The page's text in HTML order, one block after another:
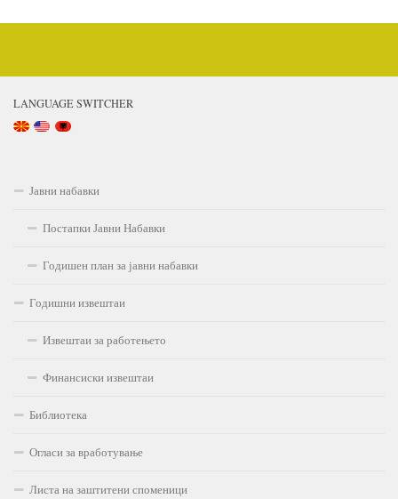
LANGUAGE SWITCHER
Јавни набавки
Постапки Јавни Набавки
Годишен план за јавни набавки
Годишни извештаи
Извештаи за работењето
Финансиски извештаи
Библиотека
Огласи за вработување
Листа на заштитени споменици